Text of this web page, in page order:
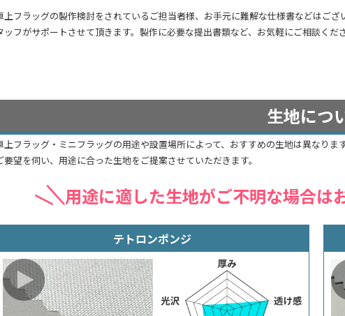
上フラッグの製作検討をされているご担当者様、お手元に難解な仕様書などはご
ッフがサポートさせて頂きます。製作に必要な提出書類など、お気軽にご相談くださ
生地につ
上フラッグ・ミニフラッグの用途や設置場所によって、おすすめの生地は異なり
要望を伺い、用途に合った生地をご提案させていただきます。
用途に適した生地がご不明な場合は
テトロンポンジ